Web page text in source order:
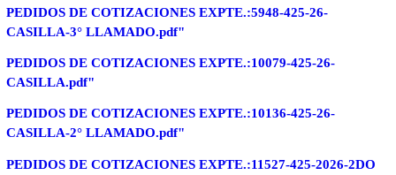
PEDIDOS DE COTIZACIONES EXPTE.:5948-425-26-
CASILLA-3° LLAMADO.pdf"
PEDIDOS DE COTIZACIONES EXPTE.:10079-425-26-
CASILLA.pdf"
PEDIDOS DE COTIZACIONES EXPTE.:10136-425-26-
CASILLA-2° LLAMADO.pdf"
PEDIDOS DE COTIZACIONES EXPTE.:11527-425-2026-2DO